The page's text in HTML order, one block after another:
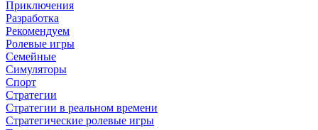
Приключения
Разработка
Рекомендуем
Ролевые игры
Семейные
Симуляторы
Спорт
Стратегии
Стратегии в реальном времени
Стратегические ролевые игры